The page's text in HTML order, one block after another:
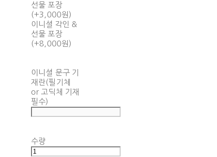
선물 포장
(+3,000원)
이니셜 각인 &
선물 포장
(+8,000원)
이니셜 문구 기
재란(필기체
or 고딕체 기재
필수)
수량